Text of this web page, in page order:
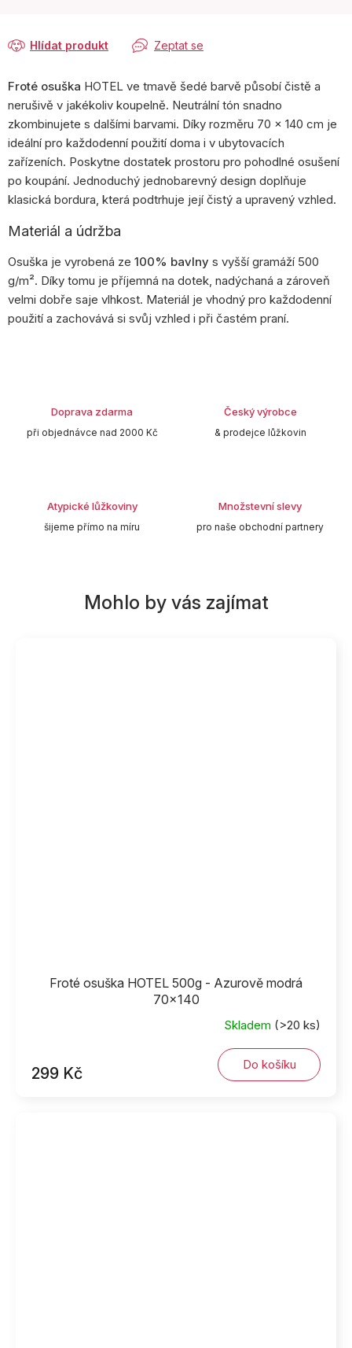
Zeptat se
Hlídat produkt
Froté osuška HOTEL ve tmavě šedé barvě působí čistě a
nerušivě v jakékoliv koupelně. Neutrální tón snadno
zkombinujete s dalšími barvami. Díky rozměru 70 × 140 cm je
ideální pro každodenní použití doma i v ubytovacích
zařízeních. Poskytne dostatek prostoru pro pohodlné osušení
po koupání. Jednoduchý jednobarevný design doplňuje
klasická bordura, která podtrhuje její čistý a upravený vzhled.
Materiál a údržba
Osuška je vyrobená ze 100% bavlny s vyšší gramáží 500
g/m². Díky tomu je příjemná na dotek, nadýchaná a zároveň
velmi dobře saje vlhkost. Materiál je vhodný pro každodenní
použití a zachovává si svůj vzhled i při častém praní.
Doprava zdarma
při objednávce nad 2000 Kč
Český výrobce
& prodejce lůžkovin
Atypické lůžkoviny
šijeme přímo na míru
Množstevní slevy
pro naše obchodní partnery
Froté osuška HOTEL 500g - Azurově modrá
70x140
Skladem (>20 ks)
299 Kč Do košíku